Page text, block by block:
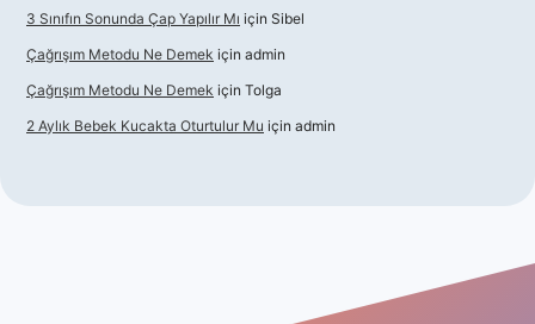
3 Sınıfın Sonunda Çap Yapılır Mı için Sibel
Çağrışım Metodu Ne Demek için admin
Çağrışım Metodu Ne Demek için Tolga
2 Aylık Bebek Kucakta Oturtulur Mu için admin